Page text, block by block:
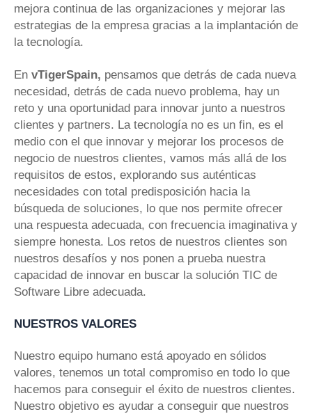
mejora continua de las organizaciones y mejorar las
estrategias de la empresa gracias a la implantación de
la tecnología.
En vTigerSpain, pensamos que detrás de cada nueva
necesidad, detrás de cada nuevo problema, hay un
reto y una oportunidad para innovar junto a nuestros
clientes y partners. La tecnología no es un fin, es el
medio con el que innovar y mejorar los procesos de
negocio de nuestros clientes, vamos más allá de los
requisitos de estos, explorando sus auténticas
necesidades con total predisposición hacia la
búsqueda de soluciones, lo que nos permite ofrecer
una respuesta adecuada, con frecuencia imaginativa y
siempre honesta. Los retos de nuestros clientes son
nuestros desafíos y nos ponen a prueba nuestra
capacidad de innovar en buscar la solución TIC de
Software Libre adecuada.
NUESTROS VALORES
Nuestro equipo humano está apoyado en sólidos
valores, tenemos un total compromiso en todo lo que
hacemos para conseguir el éxito de nuestros clientes.
Nuestro objetivo es ayudar a conseguir que nuestros